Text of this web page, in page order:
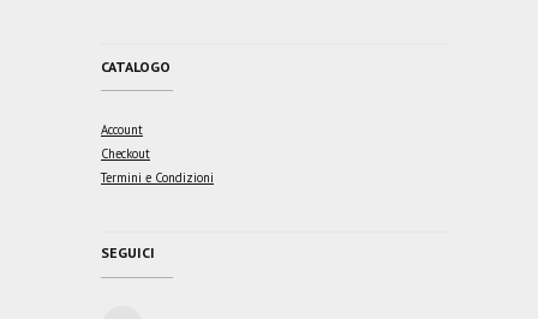
CATALOGO
Account
Checkout
Termini e Condizioni
SEGUICI